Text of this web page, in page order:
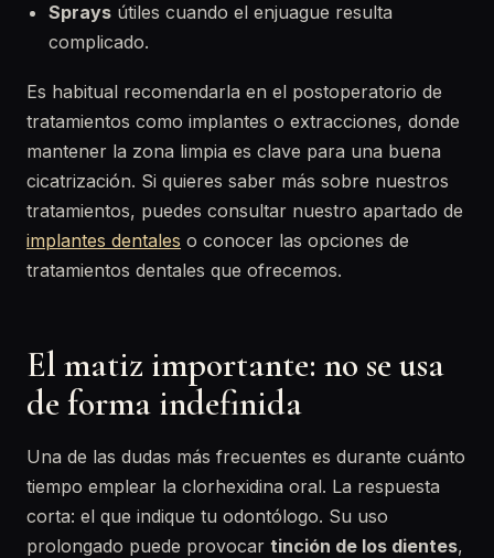
Sprays útiles cuando el enjuague resulta
complicado.
Es habitual recomendarla en el postoperatorio de
tratamientos como implantes o extracciones, donde
mantener la zona limpia es clave para una buena
cicatrización. Si quieres saber más sobre nuestros
tratamientos, puedes consultar nuestro apartado de
implantes dentales o conocer las opciones de
tratamientos dentales que ofrecemos.
El matiz importante: no se usa
de forma indefinida
Una de las dudas más frecuentes es durante cuánto
tiempo emplear la clorhexidina oral. La respuesta
corta: el que indique tu odontólogo. Su uso
prolongado puede provocar tinción de los dientes,